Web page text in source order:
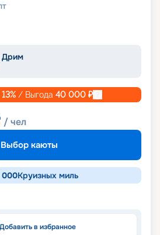
Дрим
13% / Выгода 40 000 ₽
/ чел
Выбор каюты
000Круизных миль
Добавить в избранное